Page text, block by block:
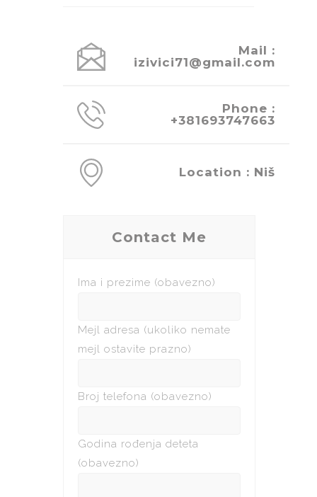
Mail :
izivici71@gmail.com
Phone :
+381693747663
Location : Niš
Contact Me
Ima i prezime (obavezno)
Mejl adresa (ukoliko nemate
mejl ostavite prazno)
Broj telefona (obavezno)
Godina rođenja deteta
(obavezno)